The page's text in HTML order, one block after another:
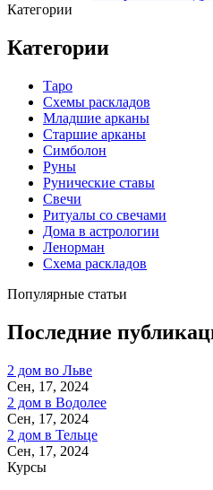
Категории
Категории
Таро
Схемы раскладов
Младшие арканы
Старшие арканы
Симболон
Руны
Рунические ставы
Свечи
Ритуалы со свечами
Дома в астрологии
Ленорман
Схема раскладов
Популярные статьи
Последние
2 дом во Льве
Сен, 17, 2024
2 дом в Водолее
Сен, 17, 2024
2 дом в Тельце
Сен, 17, 2024
Курсы